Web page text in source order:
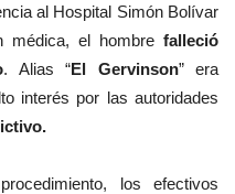
al Hospital Simón Bolívar
médica, el hombre falleció
. Alias “El Gervinson” era
interés por las autoridades
los efectivos